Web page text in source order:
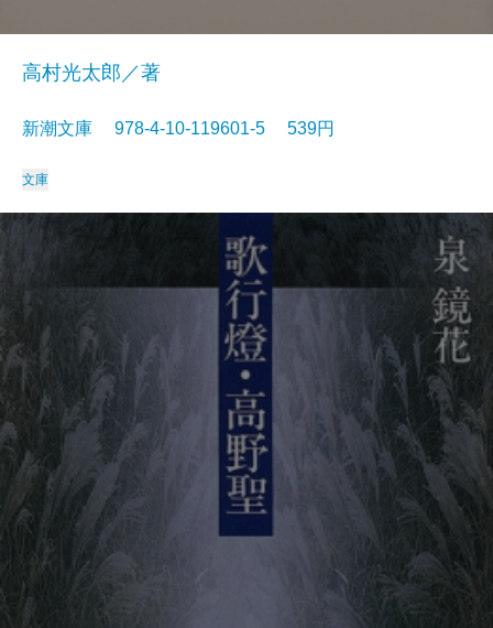
高村光太郎／著
新潮文庫 978-4-10-119601-5 539円
文庫